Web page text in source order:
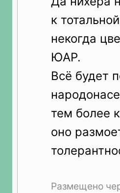
к
некогда
ЮАР.
Всё будет
тем более
оно
Размещено